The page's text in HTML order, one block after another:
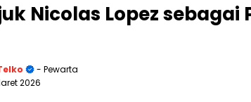
Nicolas Lopez sebagai
- Pewarta
2026